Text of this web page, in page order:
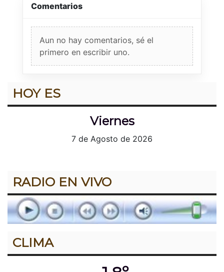
Comentarios
Aun no hay comentarios, sé el
primero en escribir uno.
HOY ES
Viernes
7 de Agosto de 2026
RADIO EN VIVO
CLIMA